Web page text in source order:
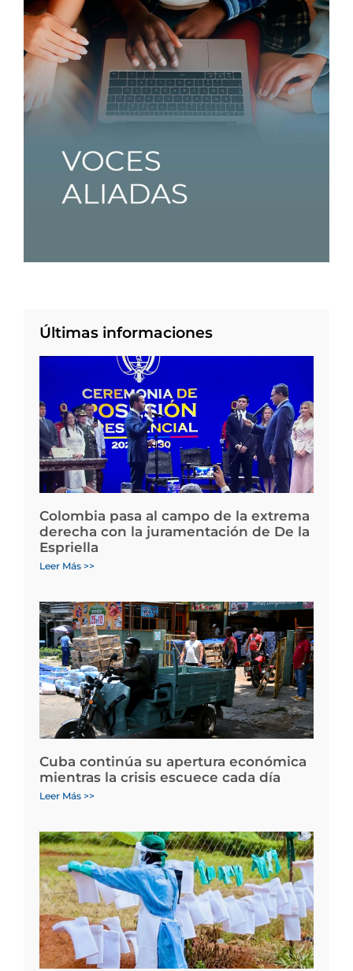
Últimas informaciones
Colombia pasa al campo de la extrema
derecha con la juramentación de De la
Espriella
Leer Más >>
Cuba continúa su apertura económica
mientras la crisis escuece cada día
Leer Más >>